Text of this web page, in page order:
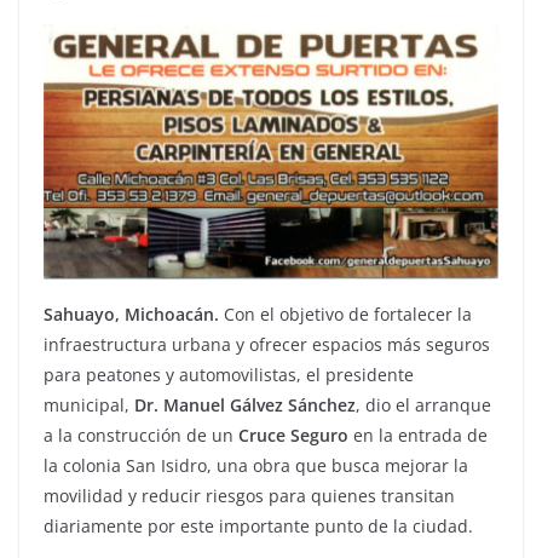
Sahuayo, Michoacán. Con el objetivo de fortalecer la
infraestructura urbana y ofrecer espacios más seguros
para peatones y automovilistas, el presidente
municipal, Dr. Manuel Gálvez Sánchez, dio el arranque
a la construcción de un Cruce Seguro en la entrada de
la colonia San Isidro, una obra que busca mejorar la
movilidad y reducir riesgos para quienes transitan
diariamente por este importante punto de la ciudad.